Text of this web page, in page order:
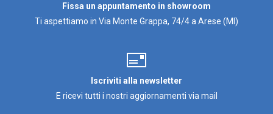
Fissa un appuntamento in showroom
Ti aspettiamo in Via Monte Grappa, 74/4 a Arese (MI)
Iscriviti alla newsletter
E ricevi tutti i nostri aggiornamenti via mail